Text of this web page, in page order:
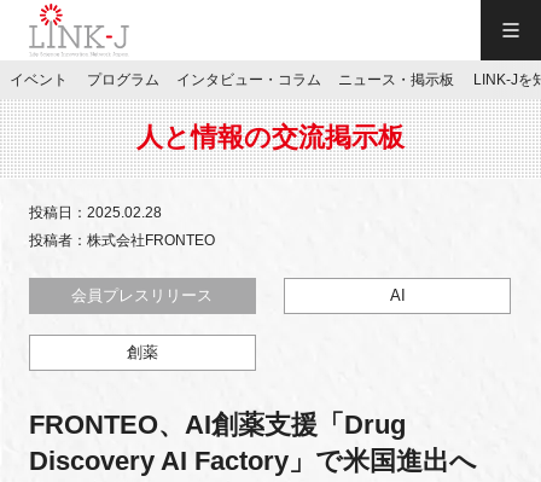
JP／EN
特別会員専用メニュー
お問い合わせ
イベント プログラム インタビュー・コラム ニュース・掲示板 LINK-Jを
人と情報の交流掲示板
投稿日：2025.02.28
投稿者：株式会社FRONTEO
会員プレスリリース AI
創薬
FRONTEO、AI創薬支援「Drug
Discovery AI Factory」で米国進出へ